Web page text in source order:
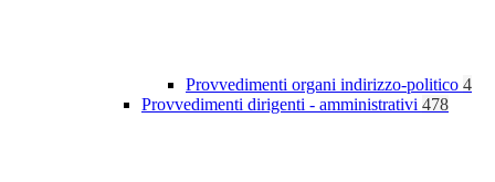
Provvedimenti organi indirizzo-politico 4
Provvedimenti dirigenti - amministrativi 478